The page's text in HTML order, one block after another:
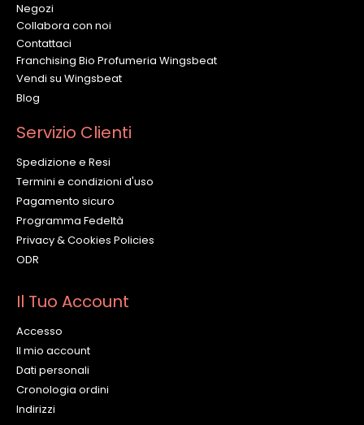
Negozi
Collabora con noi
Contattaci
Franchising Bio Profumeria Wingsbeat
Vendi su Wingsbeat
Blog
Servizio Clienti
Spedizione e Resi
Termini e condizioni d'uso
Pagamento sicuro
Programma Fedeltà
Privacy & Cookies Policies
ODR
Il Tuo Account
Accesso
Il mio account
Dati personali
Cronologia ordini
Indirizzi